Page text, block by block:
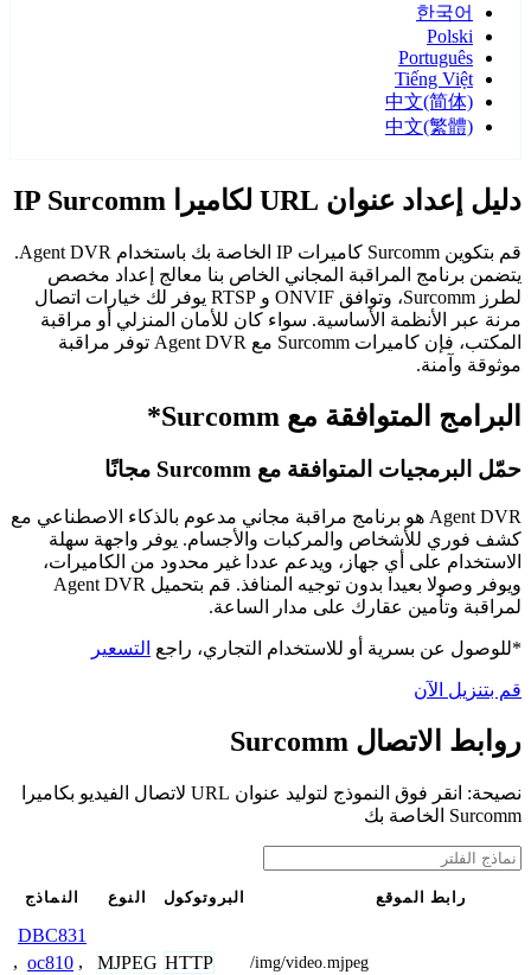
한국어
Polski
Português
Tiếng Việt
中文(简体)
中文(繁體)
دليل إعداد عنوان URL لكاميرا IP Surcomm
قم بتكوين Surcomm كاميرات IP الخاصة بك باستخدام Agent DVR.
يتضمن برنامج المراقبة المجاني الخاص بنا معالج إعداد مخصص
لطرز Surcomm، وتوافق ONVIF و RTSP يوفر لك خيارات اتصال
مرنة عبر الأنظمة الأساسية. سواء كان للأمان المنزلي أو مراقبة
المكتب، فإن كاميرات Surcomm مع Agent DVR توفر مراقبة
موثوقة وآمنة.
البرامج المتوافقة مع Surcomm*
حمّل البرمجيات المتوافقة مع Surcomm مجانًا
Agent DVR هو برنامج مراقبة مجاني مدعوم بالذكاء الاصطناعي مع
كشف فوري للأشخاص والمركبات والأجسام. يوفر واجهة سهلة
الاستخدام على أي جهاز، ويدعم عددا غير محدود من الكاميرات،
ويوفر وصولا بعيدا بدون توجيه المنافذ. قم بتحميل Agent DVR
لمراقبة وتأمين عقارك على مدار الساعة.
*للوصول عن بسرية أو للاستخدام التجاري، راجع التسعير
قم بتنزيل الآن
روابط الاتصال Surcomm
نصيحة: انقر فوق النموذج لتوليد عنوان URL لاتصال الفيديو بكاميرا
Surcomm الخاصة بك
النماذج النوع البروتوكول رابط الموقع
DBC831
, oc810 , MJPEG HTTP /img/video.mjpeg